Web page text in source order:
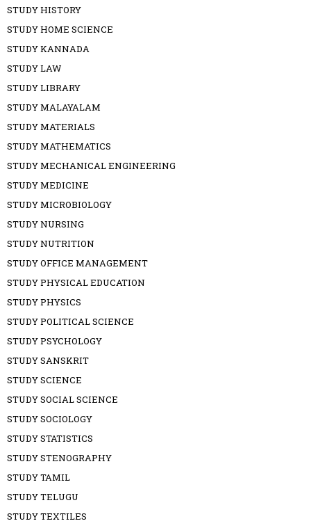
STUDY HISTORY
STUDY HOME SCIENCE
STUDY KANNADA
STUDY LAW
STUDY LIBRARY
STUDY MALAYALAM
STUDY MATERIALS
STUDY MATHEMATICS
STUDY MECHANICAL ENGINEERING
STUDY MEDICINE
STUDY MICROBIOLOGY
STUDY NURSING
STUDY NUTRITION
STUDY OFFICE MANAGEMENT
STUDY PHYSICAL EDUCATION
STUDY PHYSICS
STUDY POLITICAL SCIENCE
STUDY PSYCHOLOGY
STUDY SANSKRIT
STUDY SCIENCE
STUDY SOCIAL SCIENCE
STUDY SOCIOLOGY
STUDY STATISTICS
STUDY STENOGRAPHY
STUDY TAMIL
STUDY TELUGU
STUDY TEXTILES